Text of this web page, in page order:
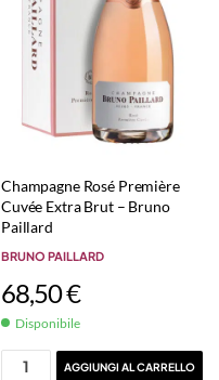
Champagne Rosé Première
Cuvée Extra Brut – Bruno
Paillard
BRUNO PAILLARD
68,50€
Disponibile
AGGIUNGI AL CARRELLO